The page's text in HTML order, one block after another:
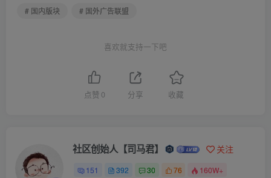
# 国内版块
# 国外广告联盟
喜欢就支持一下吧
点赞 0 分享 收藏
社区创始人【司马君】 关注
151 392 30 76 160W+